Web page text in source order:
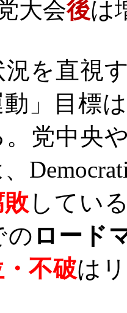
大会後は
を直視
動」目標
党中央
してい
の ロード
不破は